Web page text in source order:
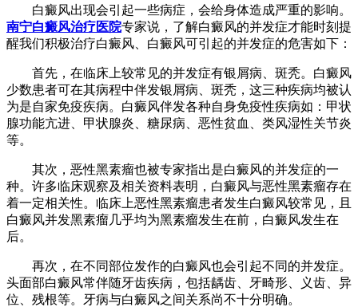
白癜风出现会引起一些病症，会给身体造成严重的影响。
南宁白癜风治疗医院专家说，了解白癜风的并发症才能时刻提
醒我们积极治疗白癜风、白癜风可引起的并发症的危害如下：
首先，在临床上较常见的并发症有银屑病、斑秃。白癜风
少数患者可在其病程中伴发银屑病、斑秃，这三种疾病均被认
为是自家免疫疾病。白癜风伴发各种自身免疫性疾病如：甲状
腺功能亢进、甲状腺炎、糖尿病、恶性贫血、类风湿性关节炎
等。
其次，恶性黑素瘤也被专家指出是白癜风的并发症的一
种。许多临床观察及相关资料表明，白癜风与恶性黑素瘤存在
着一定相关性。临床上恶性黑素瘤患者发生白癜风较常见，且
白癜风并发黑素瘤几乎均为黑素瘤发生在前，白癜风发生在
后。
再次，在不同部位发作的白癜风也会引起不同的并发症。
头面部白癜风常伴随牙齿疾病，包括龋齿、牙畸形、义齿、异
位、残根等。牙病与白癜风之间关系尚不十分明确。